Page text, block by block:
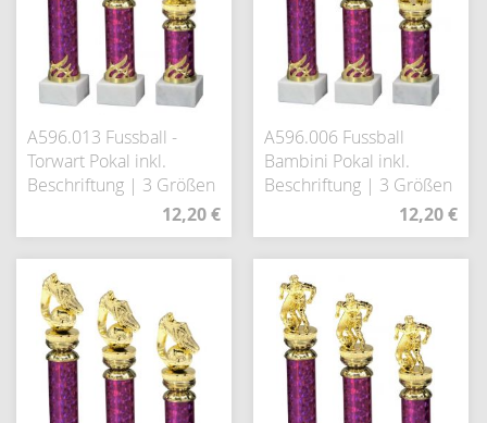
A596.013 Fussball -
Torwart Pokal inkl.
Beschriftung | 3 Größen
12,20 €
A596.006 Fussball
Bambini Pokal inkl.
Beschriftung | 3 Größen
12,20 €